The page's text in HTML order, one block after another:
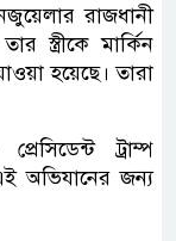
রাজধানী
স্ত্রীকে মার্কিন
হয়েছে। তারা
ট্রাম্প
অভিযানের জন্য